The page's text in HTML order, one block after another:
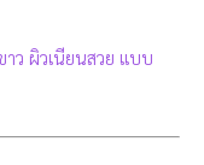
าว ผิวเนียนสวย แบบ